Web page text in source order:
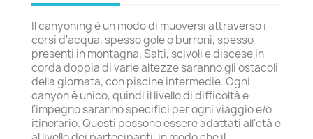
Il canyoning è un modo di muoversi attraverso i
corsi d'acqua, spesso gole o burroni, spesso
presenti in montagna. Salti, scivoli e discese in
corda doppia di varie altezze saranno gli ostacoli
della giornata, con piscine intermedie. Ogni
canyon è unico, quindi il livello di difficoltà e
l'impegno saranno specifici per ogni viaggio e/o
itinerario. Questi possono essere adattati all'età e